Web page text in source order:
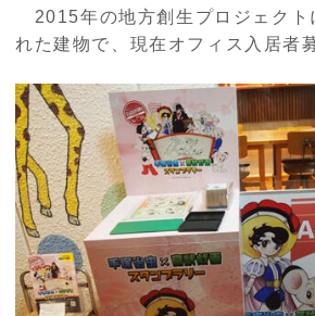
2015年の地方創生プロジェクト
れた建物で、現在オフィス入居者